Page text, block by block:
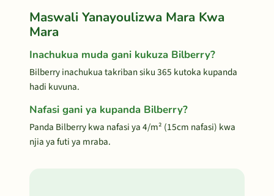
Maswali Yanayoulizwa Mara Kwa
Mara
Inachukua muda gani kukuza Bilberry?
Bilberry inachukua takriban siku 365 kutoka kupanda
hadi kuvuna.
Nafasi gani ya kupanda Bilberry?
Panda Bilberry kwa nafasi ya 4/m² (15cm nafasi) kwa
njia ya futi ya mraba.